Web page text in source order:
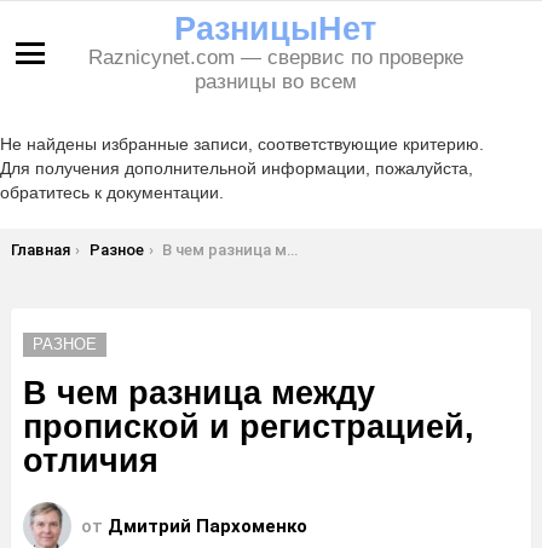
РазницыНет
Raznicynet.com — свервис по проверке
разницы во всем
Не найдены избранные записи, соответствующие критерию.
Для получения дополнительной информации, пожалуйста,
обратитесь к документации.
Вы здесь:
Главная Разное В чем разница между пропиской и регистрацией, отличия
РАЗНОЕ
В чем разница между
пропиской и регистрацией,
отличия
от Дмитрий Пархоменко